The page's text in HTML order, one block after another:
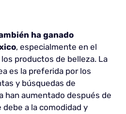
ha ganado
, especialmente en el
productos de belleza. La
es la preferida por los
y búsquedas de
han aumentado después de
debe a la comodidad y